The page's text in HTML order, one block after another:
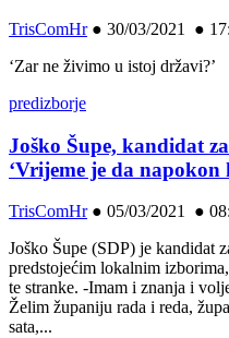
TrisComHr● 30/03/2021 ●
‘Zar ne živimo u istoj državi?’
predizborje
Joško Šupe, kandidat
‘Vrijeme je da
TrisComHr● 05/03/2021 ●
Joško Šupe (SDP) je kandidat
predstojećim lokalnim
te stranke. -Imam i znanja i
Želim županiju rada i reda,
sata,...